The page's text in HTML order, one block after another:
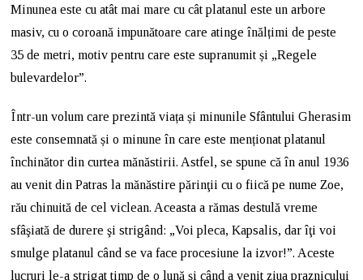
Minunea este cu atât mai mare cu cât platanul este un arbore
masiv, cu o coroană impunătoare care atinge înălțimi de peste
35 de metri, motiv pentru care este supranumit și „Regele
bulevardelor”.
Într-un volum care prezintă viața și minunile Sfântului Gherasim
este consemnată și o minune în care este menționat platanul
închinător din curtea mănăstirii. Astfel, se spune că în anul 1936
au venit din Patras la mănăstire părinţii cu o fiică pe nume Zoe,
rău chinuită de cel viclean. Aceasta a rămas destulă vreme
sfâşiată de durere şi strigând: „Voi pleca, Kapsalis, dar îţi voi
smulge platanul când se va face procesiune la izvor!”. Aceste
lucruri le-a strigat timp de o lună şi când a venit ziua praznicului